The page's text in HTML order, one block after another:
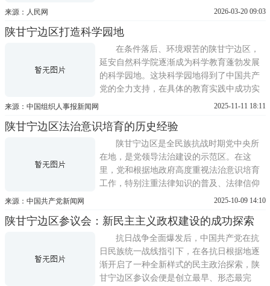
革命根据地与陕北革命根据地统一为陕甘革
革命战争后期全国硕果仅存的完整革命根据
地，为中共中央和各路红军长征提供了落脚
点，为八路军主力奔赴抗日
来源：人民网 2026-03-20 09:03
陕甘宁边区打造科学园地
在条件落后、环境艰苦的陕甘宁边区，
延安自然科学院逐渐成为科学教育蓬勃发展
的科学园地。这块科学园地得到了中国共产
党的全力支持，在具体的教育实践中成功实
现了自由探索与集中领导的有机结合。营造
甘宁边区施政纲领》中，边区政府明确规
定：奖励自由研究，尊重知识分子，提倡科
学知识与文艺运动，欢
来源：中国组织人事报新闻网 2025-11-11 18:11
陕甘宁边区法治意识培育的历史经验
陕甘宁边区是全民族抗战时期党中央所
在地，是党领导法治建设的示范区。在这
里，党和根据地政府高度重视法治意识培育
工作，特别注重法律知识的普及、法律信仰
的树立、法治实践的熏陶，使边区军民法治
宝贵的法治意识培育经验。充分利用宣传教
育文艺系统普及法律知识由于陕甘宁边区当
时地处偏远，经济文化
来源：中国共产党新闻网 2025-10-09 14:10
陕甘宁边区参议会：新民主主义政权建设的成功探索
抗日战争全面爆发后，中国共产党在抗
日民族统一战线指引下，在各抗日根据地逐
渐开启了一种全新样式的民主政治探索，陕
甘宁边区参议会便是创立最早、形态最完